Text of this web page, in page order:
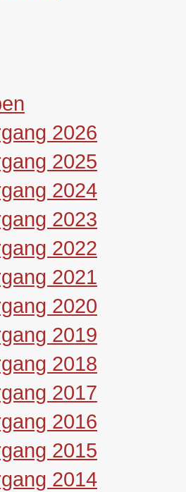
2026
2025
2024
2023
2022
2021
2020
2019
2018
2017
2016
2015
2014